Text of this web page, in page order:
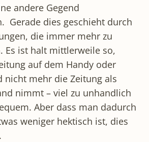
andere Gegend
Gerade dies geschieht durch
die immer mehr zu
Es ist halt mittlerweile so,
auf dem Handy oder
nicht mehr die Zeitung als
nimmt – viel zu unhandlich
Aber dass man dadurch
weniger hektisch ist, dies